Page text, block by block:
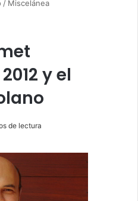
/ Miscelánea
y el
de lectura